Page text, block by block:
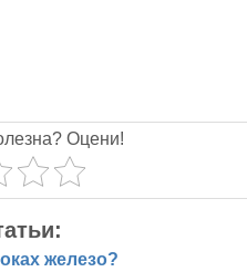
Оцени!
железо?